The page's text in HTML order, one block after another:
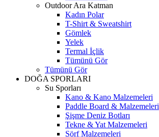
Outdoor Ara Katman
Kadın Polar
T-Shirt & Sweatshirt
Gömlek
Yelek
Termal İçlik
Tümünü Gör
Tümünü Gör
DOĞA SPORLARI
Su Sporları
Kano & Kano Malzemeleri
Paddle Board & Malzemeleri
Şişme Deniz Botları
Tekne & Yat Malzemeleri
Sörf Malzemeleri